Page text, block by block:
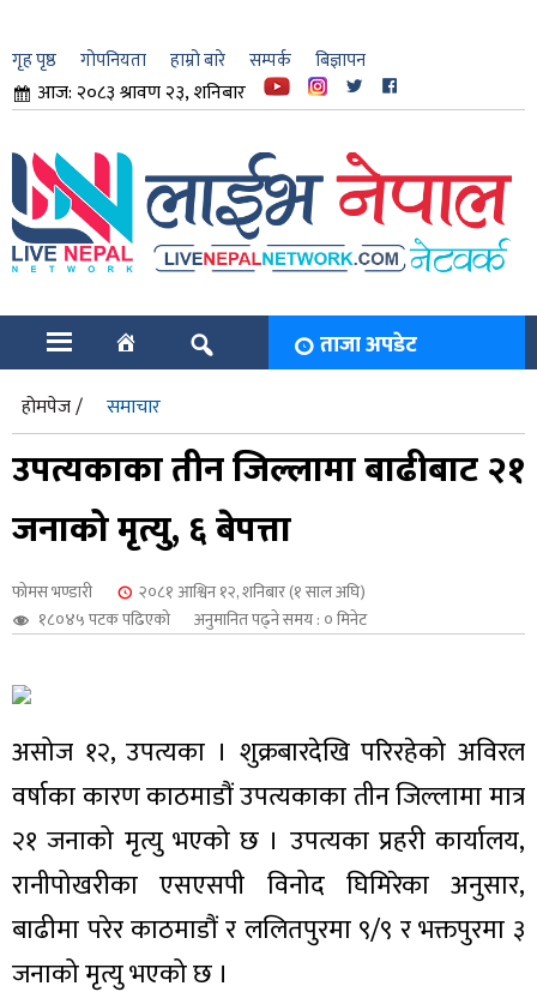
गृह पृष्ठ गोपनियता हाम्रो बारे सम्पर्क बिज्ञापन
आज: २०८३ श्रावण २३, शनिबार
ताजा अपडेट
होमपेज / समाचार
उपत्यकाका तीन जिल्लामा बाढीबाट २१
जनाको मृत्यु, ६ बेपत्ता
फोमस भण्डारी
२०८१ आश्विन १२, शनिबार (१ साल अघि)
१८०४५ पटक पढिएको
अनुमानित पढ्ने समय : ० मिनेट
असोज १२, उपत्यका । शुक्रबारदेखि परिरहेको अविरल
वर्षाका कारण काठमाडौं उपत्यकाका तीन जिल्लामा मात्र
२१ जनाको मृत्यु भएको छ । उपत्यका प्रहरी कार्यालय,
रानीपोखरीका एसएसपी विनोद घिमिरेका अनुसार,
बाढीमा परेर काठमाडौं र ललितपुरमा ९/९ र भक्तपुरमा ३
जनाको मृत्यु भएको छ ।